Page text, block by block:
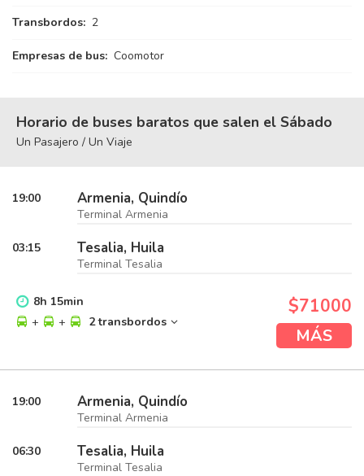
Transbordos: 2
Empresas de bus: Coomotor
Horario de buses baratos que salen el Sábado
Un Pasajero / Un Viaje
19:00 Armenia, Quindío
Terminal Armenia
03:15 Tesalia, Huila
Terminal Tesalia
8h 15min
+
+ 2 transbordos
$71000
MÁS
19:00 Armenia, Quindío
Terminal Armenia
06:30 Tesalia, Huila
Terminal Tesalia